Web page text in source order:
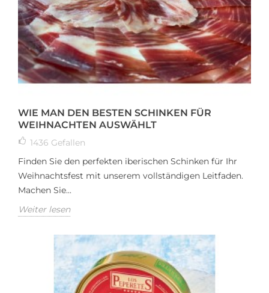
WIE MAN DEN BESTEN SCHINKEN FÜR
WEIHNACHTEN AUSWÄHLT
1436 Gefallen
Finden Sie den perfekten iberischen Schinken für Ihr
Weihnachtsfest mit unserem vollständigen Leitfaden.
Machen Sie...
Weiter lesen